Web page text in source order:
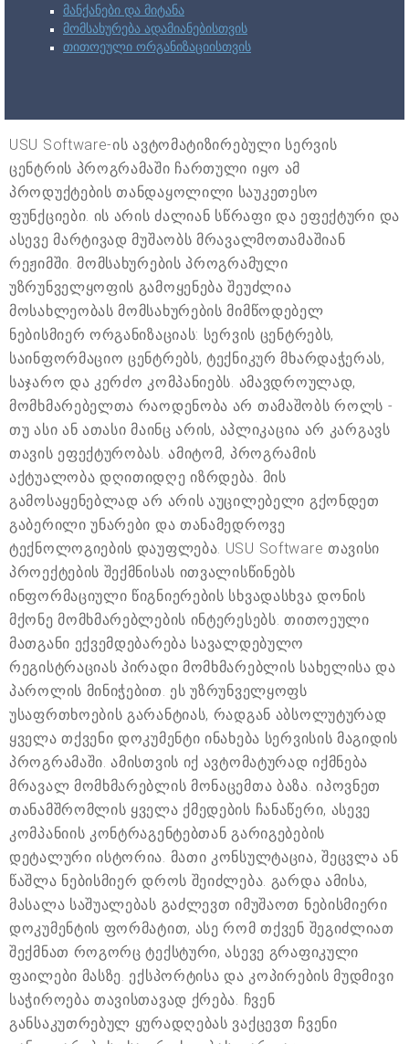
მანქანები და მიტანა
მომსახურება ადამიანებისთვის
თითოეული ორგანიზაციისთვის
USU Software-ის ავტომატიზირებული სერვის
ცენტრის პროგრამაში ჩართული იყო ამ
პროდუქტების თანდაყოლილი საუკეთესო
ფუნქციები. ის არის ძალიან სწრაფი და ეფექტური და
ასევე მარტივად მუშაობს მრავალმოთამაშიან
რეჟიმში. მომსახურების პროგრამული
უზრუნველყოფის გამოყენება შეუძლია
მოსახლეობას მომსახურების მიმწოდებელ
ნებისმიერ ორგანიზაციას: სერვის ცენტრებს,
საინფორმაციო ცენტრებს, ტექნიკურ მხარდაჭერას,
საჯარო და კერძო კომპანიებს. ამავდროულად,
მომხმარებელთა რაოდენობა არ თამაშობს როლს -
თუ ასი ან ათასი მაინც არის, აპლიკაცია არ კარგავს
თავის ეფექტურობას. ამიტომ, პროგრამის
აქტუალობა დღითიდღე იზრდება. მის
გამოსაყენებლად არ არის აუცილებელი გქონდეთ
გაბერილი უნარები და თანამედროვე
ტექნოლოგიების დაუფლება. USU Software თავისი
პროექტების შექმნისას ითვალისწინებს
ინფორმაციული წიგნიერების სხვადასხვა დონის
მქონე მომხმარებლების ინტერესებს. თითოეული
მათგანი ექვემდებარება სავალდებულო
რეგისტრაციას პირადი მომხმარებლის სახელისა და
პაროლის მინიჭებით. ეს უზრუნველყოფს
უსაფრთხოების გარანტიას, რადგან აბსოლუტურად
ყველა თქვენი დოკუმენტი ინახება სერვისის მაგიდის
პროგრამაში. ამისთვის იქ ავტომატურად იქმნება
მრავალ მომხმარებლის მონაცემთა ბაზა. იპოვნეთ
თანამშრომლის ყველა ქმედების ჩანაწერი, ასევე
კომპანიის კონტრაგენტებთან გარიგებების
დეტალური ისტორია. მათი კონსულტაცია, შეცვლა ან
წაშლა ნებისმიერ დროს შეიძლება. გარდა ამისა,
მასალა საშუალებას გაძლევთ იმუშაოთ ნებისმიერი
დოკუმენტის ფორმატით, ასე რომ თქვენ შეგიძლიათ
შექმნათ როგორც ტექსტური, ასევე გრაფიკული
ფაილები მასზე. ექსპორტისა და კოპირების მუდმივი
საჭიროება თავისთავად ქრება. ჩვენ
განსაკუთრებულ ყურადღებას ვაქცევთ ჩვენი